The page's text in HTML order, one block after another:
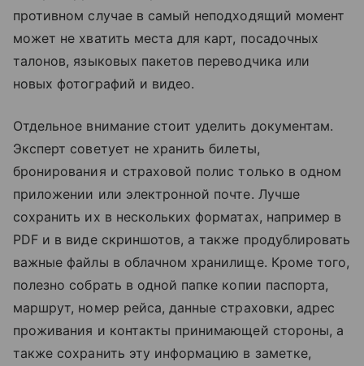
противном случае в самый неподходящий момент
может не хватить места для карт, посадочных
талонов, языковых пакетов переводчика или
новых фотографий и видео.
Отдельное внимание стоит уделить документам.
Эксперт советует не хранить билеты,
бронирования и страховой полис только в одном
приложении или электронной почте. Лучше
сохранить их в нескольких форматах, например в
PDF и в виде скриншотов, а также продублировать
важные файлы в облачном хранилище. Кроме того,
полезно собрать в одной папке копии паспорта,
маршрут, номер рейса, данные страховки, адрес
проживания и контакты принимающей стороны, а
также сохранить эту информацию в заметке,